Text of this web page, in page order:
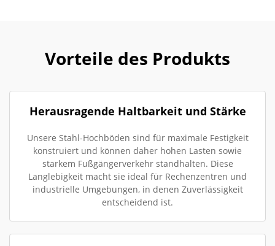
Vorteile des Produkts
Herausragende Haltbarkeit und Stärke
Unsere Stahl-Hochböden sind für maximale Festigkeit
konstruiert und können daher hohen Lasten sowie
starkem Fußgängerverkehr standhalten. Diese
Langlebigkeit macht sie ideal für Rechenzentren und
industrielle Umgebungen, in denen Zuverlässigkeit
entscheidend ist.